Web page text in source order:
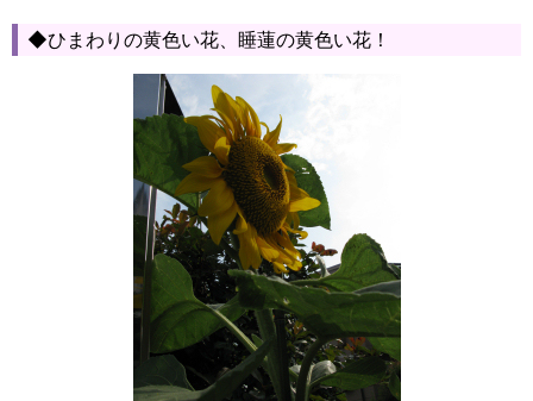
◆ひまわりの黄色い花、睡蓮の黄色い花！